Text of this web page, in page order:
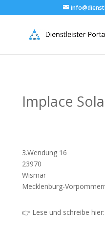
Implace
3.Wendung 16
23970
Wismar
Mecklenburg-
👉 Lese und schreibe hier: